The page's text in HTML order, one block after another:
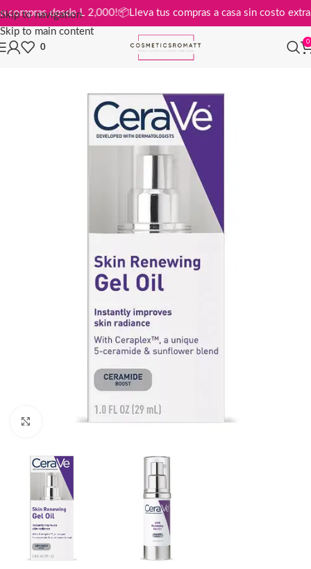
Skip to navigation
Skip to main content
en compras desde L 2,000!📦Lleva tus compras a casa sin costo
0
0
Click to enlarge